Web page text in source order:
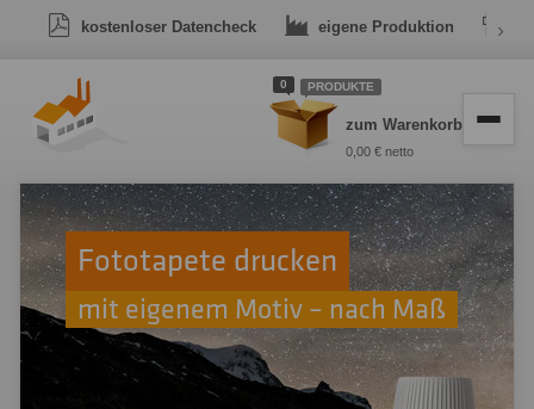
kostenloser Datencheck eigene Produktion ›
0 PRODUKTE
zum Warenkorb
0,00 € netto
Fototapete drucken
mit eigenem Motiv – nach Maß